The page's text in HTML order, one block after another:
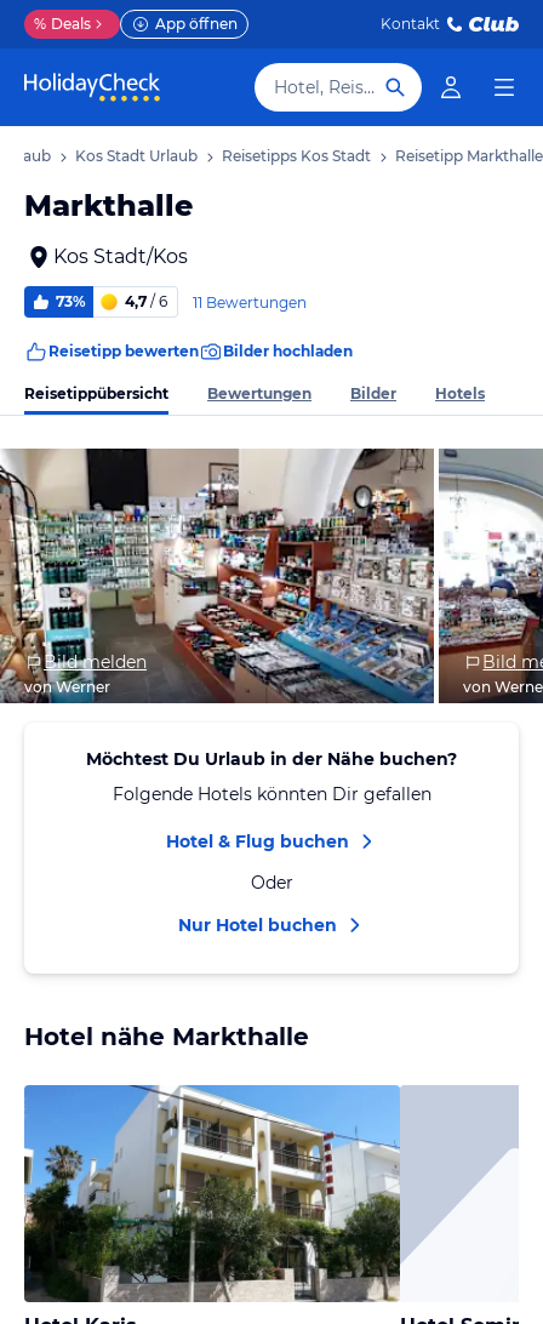
% Deals App öffnen Kontakt
Hotel, Reiseziel
Urlaub Kos Stadt Urlaub Reisetipps Kos Stadt Reisetipp Markthalle
Markthalle
Kos Stadt/Kos
73% 4,7 / 6 11 Bewertungen
Reisetipp bewerten Bilder hochladen
Reisetippübersicht Bewertungen Bilder Hotels
Bild melden
von Werner
Bild
von
Möchtest Du Urlaub in der Nähe buchen?
Folgende Hotels könnten Dir gefallen
Hotel & Flug buchen
Oder
Nur Hotel buchen
Hotel nähe Markthalle